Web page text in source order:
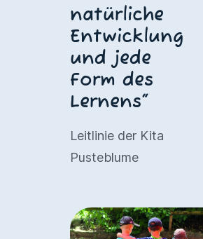
natürliche
Entwicklung
und jede
Form des
Lernens“
Leitlinie der Kita
Pusteblume